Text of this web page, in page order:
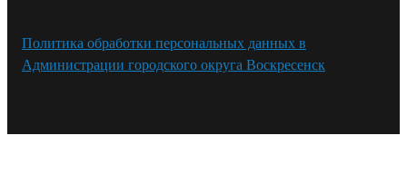
Политика обработки персональных данных в
Администрации городского округа Воскресенск